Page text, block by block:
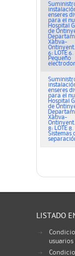
enseres
para el
Hospital
de
Xàtiva-
Ontinyent.
6: LOTE 6.
Pequeño
enseres
para el
Hospital
de
Xàtiva-
Ontinyent.
8: LOTE 8.
Sistemas
LISTADO